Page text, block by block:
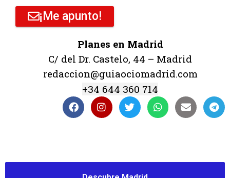
¡Me apunto!
Planes en Madrid
C/ del Dr. Castelo, 44 – Madrid
redaccion@guiaociomadrid.com
+34 644 360 714